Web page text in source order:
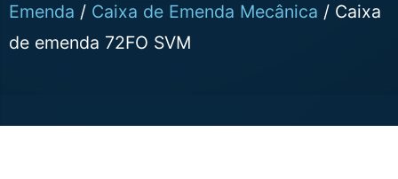
Emenda / Caixa de Emenda Mecânica / Caixa
de emenda 72FO SVM